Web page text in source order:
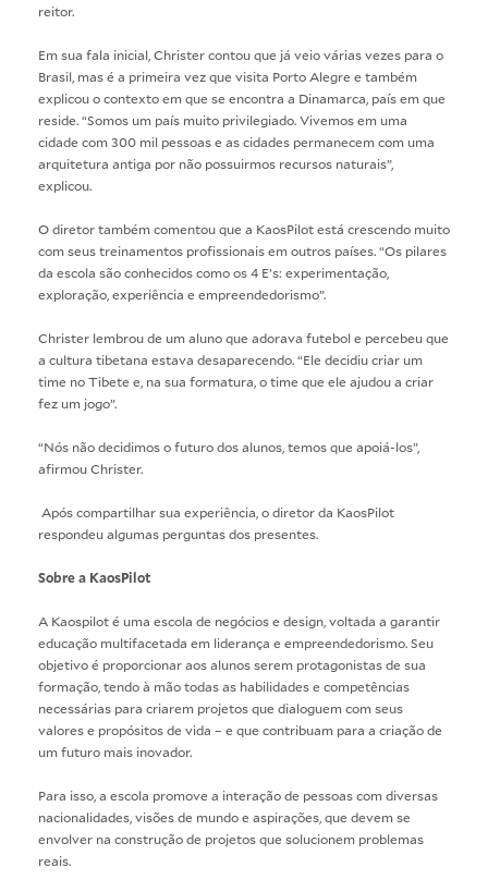
reitor.
Em sua fala inicial, Christer contou que já veio várias vezes para o
Brasil, mas é a primeira vez que visita Porto Alegre e também
explicou o contexto em que se encontra a Dinamarca, país em que
reside. “Somos um país muito privilegiado. Vivemos em uma
cidade com 300 mil pessoas e as cidades permanecem com uma
arquitetura antiga por não possuirmos recursos naturais”,
explicou.
O diretor também comentou que a KaosPilot está crescendo muito
com seus treinamentos profissionais em outros países. “Os pilares
da escola são conhecidos como os 4 E’s: experimentação,
exploração, experiência e empreendedorismo”.
Christer lembrou de um aluno que adorava futebol e percebeu que
a cultura tibetana estava desaparecendo. “Ele decidiu criar um
time no Tibete e, na sua formatura, o time que ele ajudou a criar
fez um jogo”.
“Nós não decidimos o futuro dos alunos, temos que apoiá-los”,
afirmou Christer.
Após compartilhar sua experiência, o diretor da KaosPilot
respondeu algumas perguntas dos presentes.
Sobre a KaosPilot
A Kaospilot é uma escola de negócios e design, voltada a garantir
educação multifacetada em liderança e empreendedorismo. Seu
objetivo é proporcionar aos alunos serem protagonistas de sua
formação, tendo à mão todas as habilidades e competências
necessárias para criarem projetos que dialoguem com seus
valores e propósitos de vida – e que contribuam para a criação de
um futuro mais inovador.
Para isso, a escola promove a interação de pessoas com diversas
nacionalidades, visões de mundo e aspirações, que devem se
envolver na construção de projetos que solucionem problemas
reais.